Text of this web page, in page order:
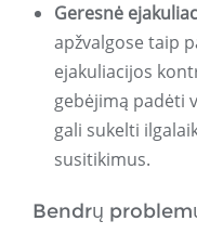
Geresnė
apžvalgose taip
ejakuliacijos
gebėjimą padėti
gali sukelti
susitikimus.
Bendrų